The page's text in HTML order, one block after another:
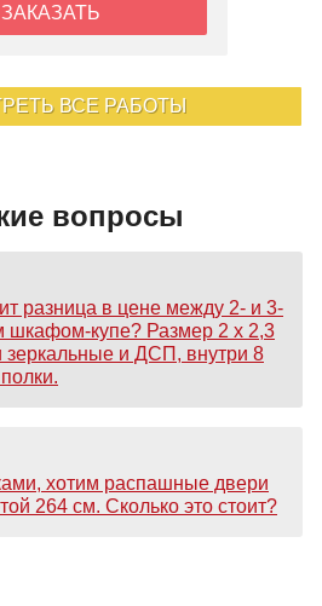
ЗАКАЗАТЬ
ВСЕ РАБОТЫ
вопросы
разница в цене между 2- и 3-
шкафом-купе? Размер 2 х 2,3
и ДСП, внутри 8
хотим распашные двери
264 см. Сколько это стоит?